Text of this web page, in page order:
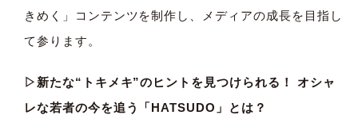
きめく」コンテンツを制作し、メディアの成長を目指し
て参ります。
▷新たな“トキメキ”のヒントを見つけられる！ オシャ
レな若者の今を追う「HATSUDO」とは？